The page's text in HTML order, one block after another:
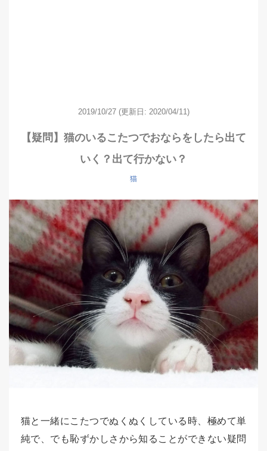
2019/10/27 (更新日: 2020/04/11)
【疑問】猫のいるこたつでおならをしたら出て
いく？出て行かない？
猫
猫と一緒にこたつでぬくぬくしている時、極めて単
純で、でも恥ずかしさから知ることができない疑問